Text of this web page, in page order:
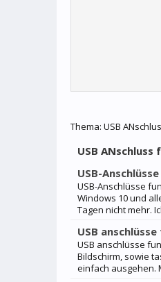
Thema: USB
USB
USB-
USB-Anschlüsse
Windows 10 und
Tagen nicht mehr.
USB
USB anschlüsse
Bildschirm, sowie
einfach ausgehen.